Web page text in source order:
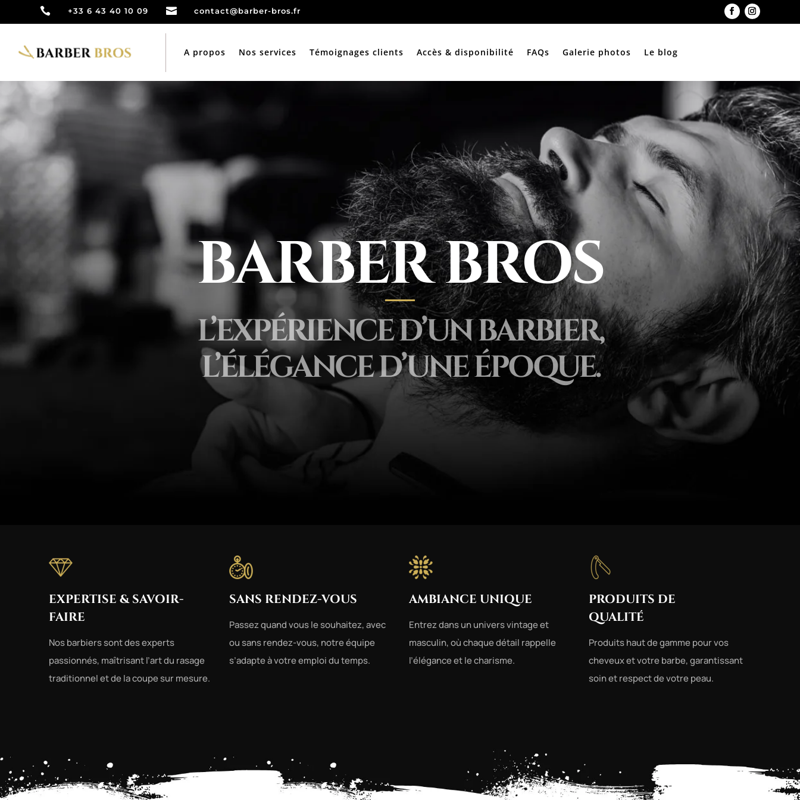
 +33 6 43 40 10 09  contact@barber-bros.fr
A propos Nos services Témoignages clients Accès & disponibilité FAQs Galerie photos Le blog
BARBER BROS
L’EXPÉRIENCE D’UN BARBIER,
L’ÉLÉGANCE D’UNE ÉPOQUE.
EXPERTISE & SAVOIR-
FAIRE
Nos barbiers sont des experts
passionnés, maîtrisant l’art du rasage
traditionnel et de la coupe sur mesure.
SANS RENDEZ-VOUS
Passez quand vous le souhaitez, avec
ou sans rendez-vous, notre équipe
s’adapte à votre emploi du temps.
AMBIANCE UNIQUE
Entrez dans un univers vintage et
masculin, où chaque détail rappelle
l’élégance et le charisme.
PRODUITS DE
QUALITÉ
Produits haut de gamme pour vos
cheveux et votre barbe, garantissant
soin et respect de votre peau.